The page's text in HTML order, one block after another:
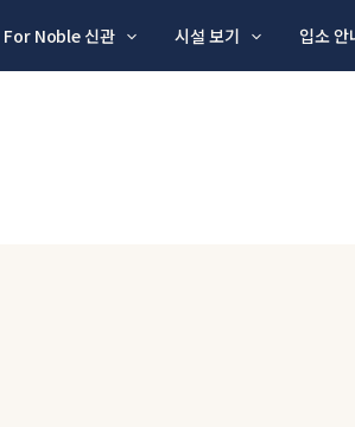
For Noble 신관 시설 보기 입소 안